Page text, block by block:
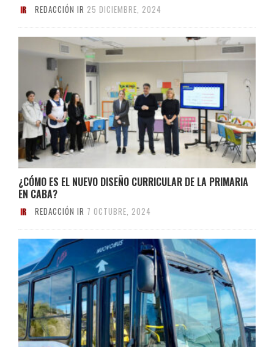
REDACCIÓN IR 25 DICIEMBRE, 2024
¿CÓMO ES EL NUEVO DISEÑO CURRICULAR DE LA PRIMARIA
EN CABA?
REDACCIÓN IR 7 OCTUBRE, 2024